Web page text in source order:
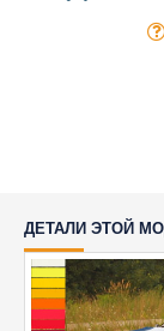
ДЕТАЛИ ЭТОЙ